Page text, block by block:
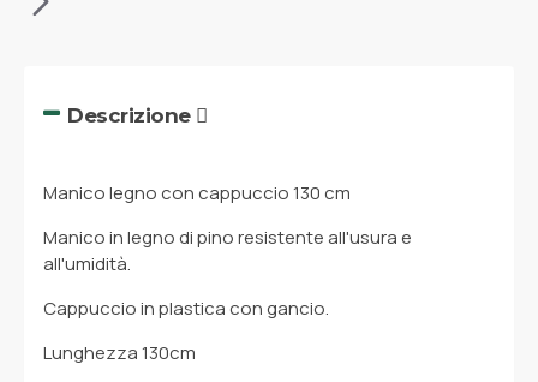
Descrizione
Manico legno con cappuccio 130 cm
Manico in legno di pino resistente all'usura e
all'umidità.
Cappuccio in plastica con gancio.
Lunghezza 130cm